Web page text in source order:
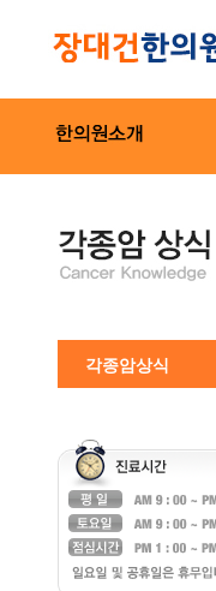
각종암상식